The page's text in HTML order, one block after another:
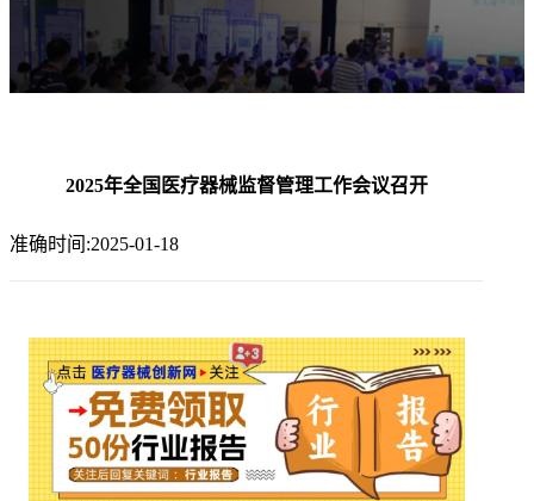
2025年全国医疗器械监督管理工作会议召开
准确时间:2025-01-18